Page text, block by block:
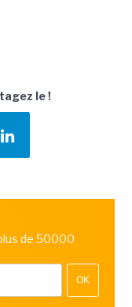
le !
de 50000
OK